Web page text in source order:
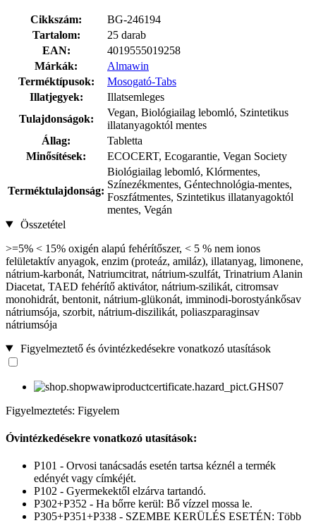
Cikkszám:
BG-246194
Tartalom:
25 darab
EAN:
4019555019258
Márkák:
Almawin
Terméktípusok:
Mosogató-Tabs
Illatjegyek:
Illatsemleges
Tulajdonságok:
Vegan, Biológiailag lebomló, Szintetikus
illatanyagoktól mentes
Állag:
Tabletta
Minősítések:
ECOCERT, Ecogarantie, Vegan Society
Terméktulajdonság:
Biológiailag lebomló, Klórmentes,
Színezékmentes, Géntechnológia-mentes,
Foszfátmentes, Szintetikus illatanyagoktól
mentes, Vegán
Összetétel
>=5% < 15% oxigén alapú fehérítőszer, < 5 % nem ionos
felületaktív anyagok, enzim (proteáz, amiláz), illatanyag, limonene,
nátrium-karbonát, Natriumcitrat, nátrium-szulfát, Trinatrium Alanin
Diacetat, TAED fehérítő aktivátor, nátrium-szilikát, citromsav
monohidrát, bentonit, nátrium-glükonát, imminodi-borostyánkősav
nátriumsója, szorbit, nátrium-diszilikát, poliaszparaginsav
nátriumsója
Figyelmeztető és óvintézkedésekre vonatkozó utasítások
Figyelmeztetés: Figyelem
Óvintézkedésekre vonatkozó utasítások:
P101 - Orvosi tanácsadás esetén tartsa kéznél a termék
edényét vagy címkéjét.
P102 - Gyermekektől elzárva tartandó.
P302+P352 - Ha bőrre kerül: Bő vízzel mossa le.
P305+P351+P338 - SZEMBE KERÜLÉS ESETÉN: Több